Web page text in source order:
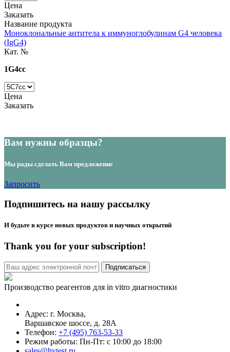
Цена
Заказать
Название продукта
Моноклональные антитела к иммуноглобулинам G4 человека
(IgG4)
Кат. №
1G4cc
Цена
Заказать
Вам нужны образцы?
Мы рады сделать Вам предложение
Запросить
Подпишитесь на нашу рассылку
И будьте в курсе новых продуктов и научных открытий
Thank you for your subscription!
Производство реагентов для in vitro диагностики
Адрес: г. Москва,
Варшавское шоссе, д. 28А
Телефон: +7 (495) 763-53-33
Режим работы: Пн-Пт: с 10:00 до 18:00